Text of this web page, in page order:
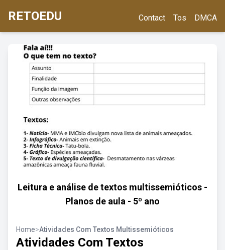
RETOEDU Contact Tos DMCA
Leitura e análise de textos multissemióticos -
Planos de aula - 5º ano
Home>Atividades Com Textos Multissemióticos
Atividades Com Textos